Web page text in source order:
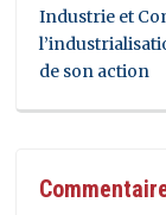
Industrie et
de son action